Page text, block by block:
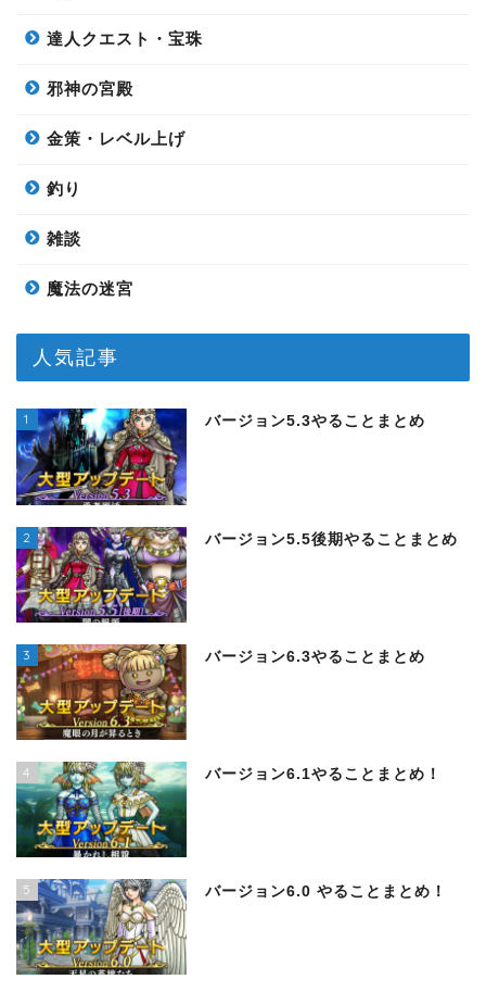
達人クエスト・宝珠
邪神の宮殿
金策・レベル上げ
釣り
雑談
魔法の迷宮
人気記事
1 バージョン5.3やることまとめ
2 バージョン5.5後期やることまとめ
3 バージョン6.3やることまとめ
4 バージョン6.1やることまとめ！
5 バージョン6.0 やることまとめ！